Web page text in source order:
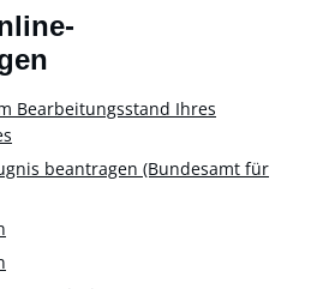
Bearbeitungsstand Ihres
beantragen (Bundesamt für